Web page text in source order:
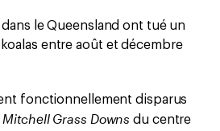
le Queensland ont tué un
entre août et décembre
fonctionnellement disparus
Mitchell Grass Downs du centre